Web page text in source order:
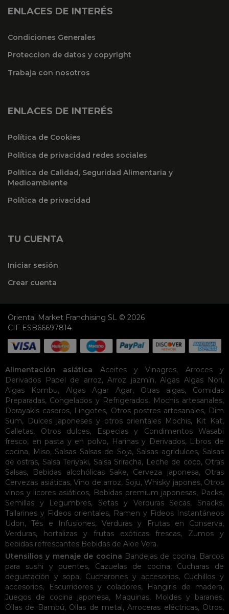
ENLACES DE INTERÉS
Condiciones Generales
Proteccion de datos y copyright
Trabaja con nosotros
ENLACES DE INTERÉS
Política de Cookies
Política de privacidad redes sociales
Política de Calidad, Seguridad Alimentaria y
Medioambiente
Política de privacidad
TU CUENTA
Iniciar sesión
Crear cuenta
Oriental Market Franchising SL © 2026
CIF ESB66697814
Alimentación asiática Aceites y Vinagres, Arroces y
Derivados
Papel de arroz, Arroz jazmín, Algas Algas Nori,
Algas Kombu, Algas Agar Agar, Otras algas, Comidas
Preparadas, Congelados y Refrigerados, Mochis artesanales,
Dorayakis caseros, Lingotes, Otros postres artesanales, Dim
Sum, Dulces japoneses y otros orientales Mochis, Kit Kat,
Galletas, Otros dulces, Especias y Condimentos
Wasabi
fresco, en pasta y en polvo, Harinas y Derivados, Libros de
cocina, Miso, Salsas Salsas de Soja, Salsas agridulces, Salsas
de ostras, Salsa Teriyaki, Salsa Sriracha, Leche de coco, Otras
Salsas, Bebidas alcohólicas Sake, Cerveza japonesa, Otras
Cervezas asiáticas, Vino de arroz, Soju, Whisky japonés, Otros
vinos y licores asiáticos, Bebidas premium japonesas, Packs,
Semillas y Legumbres, Setas y Verduras Secas, Snacks,
Tallarines y Fideos orientales, Ramen y Fideos Instantáneos
Udon,Tés e Infusiones, Verduras y Frutas en Conserva,
Verduras, hortalizas y frutas exóticas frescas, Zumos y
bebidas refrescantes Bebidas de Aloe Vera.
Utensilios y menaje de cocina Bandejas de cocina, Barcos
para sushi y puentes, Cazuelas de cocina, Cucharas de
degustación y sopa, Cucharones y accesorios, Cuchillos y
accesorios, Escurridores y coladores, Hangiris de madera,
Juegos de cocina japonesa, Maquinas, Moldes y baranes,
Ollas de Bambú, Ollas de metal,Arroceras eléctricas, Otros,